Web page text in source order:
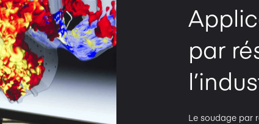
par
Le soudage par